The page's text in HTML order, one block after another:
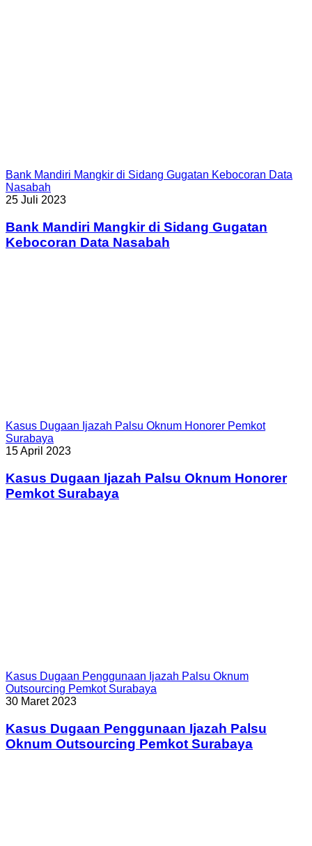
Bank Mandiri Mangkir di Sidang Gugatan Kebocoran Data
Nasabah
25 Juli 2023
Bank Mandiri Mangkir di Sidang Gugatan
Kebocoran Data Nasabah
Kasus Dugaan Ijazah Palsu Oknum Honorer Pemkot
Surabaya
15 April 2023
Kasus Dugaan Ijazah Palsu Oknum Honorer
Pemkot Surabaya
Kasus Dugaan Penggunaan Ijazah Palsu Oknum
Outsourcing Pemkot Surabaya
30 Maret 2023
Kasus Dugaan Penggunaan Ijazah Palsu
Oknum Outsourcing Pemkot Surabaya